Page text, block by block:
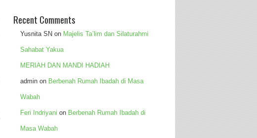
Recent Comments
Yusnita SN on Majelis Ta’lim dan Silaturahmi
Sahabat Yakua
MERIAH DAN MANDI HADIAH
admin on Berbenah Rumah Ibadah di Masa
Wabah
Feri Indriyani on Berbenah Rumah Ibadah di
Masa Wabah